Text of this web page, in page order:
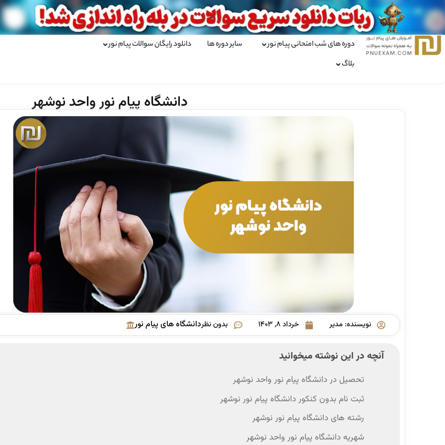
دوره های شب امتحانی پیام نور سایر دوره ها
دانلود رایگان سوالات پیام نور
بلاگ
دانشگاه پیام نور واحد نوشهر
نویسنده: مدیر خرداد ۸, ۱۴۰۳ بدون نظردانشگاه های پیام نور
آنچه در این نوشته میخوانید
تحصیل در دانشگاه پیام نور واحد نوشهر
ثبت نام بدون کنکور دانشگاه پیام نور نوشهر
رشته های دانشگاه پیام نور نوشهر
شهریه دانشگاه پیام نور واحد نوشهر